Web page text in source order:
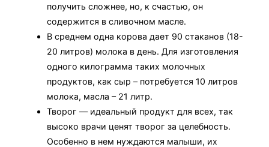
получить сложнее, но, к счастью, он
содержится в сливочном масле.
В среднем одна корова дает 90 стаканов (18-
20 литров) молока в день. Для изготовления
одного килограмма таких молочных
продуктов, как сыр – потребуется 10 литров
молока, масла – 21 литр.
Творог — идеальный продукт для всех, так
высоко врачи ценят творог за целебность.
Особенно в нем нуждаются малыши, их